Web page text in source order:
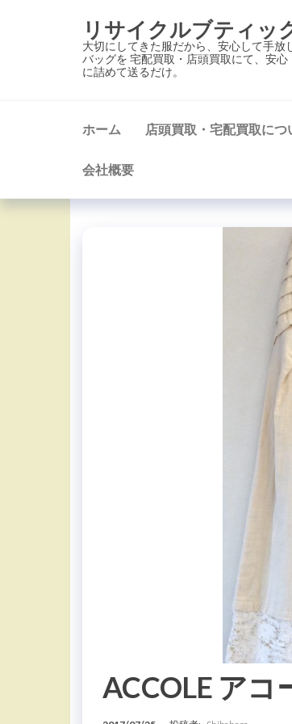
リサイクルブティッ
大切にしてきた服だから、安心して手
バッグを 宅配買取・店頭買取にて、安
に詰めて送るだけ。
ホーム 店頭買取・宅配買取につ
会社概要
ACCOLE ア